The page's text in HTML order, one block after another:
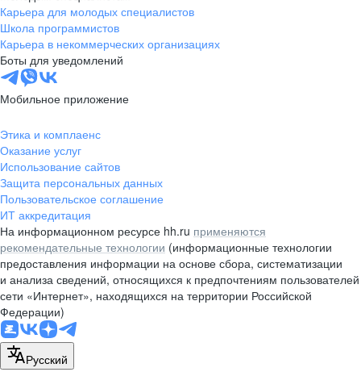
pr@nsk.hh.ru
Минск
пр-т Дзержинского, д. 57,
10 этаж, помещение 45-1
pr@rabota.by
Алматы
пр. Абая, д. 151, БЦ Алатау,
12 этаж, офис 1209
+7 727 232-13-13
pr@headhunter.com.kz
Карьера для молодых специалистов
Школа программистов
Карьера в некоммерческих организациях
Боты для уведомлений
Мобильное приложение
Этика и комплаенс
Оказание услуг
Использование сайтов
Защита персональных данных
Пользовательское соглашение
ИТ аккредитация
На информационном ресурсе hh.ru применяются
рекомендательные технологии (информационные технологии
предоставления информации на основе сбора, систематизации
и анализа сведений, относящихся к предпочтениям пользователей
сети «Интернет», находящихся на территории Российской
Федерации)
Русский